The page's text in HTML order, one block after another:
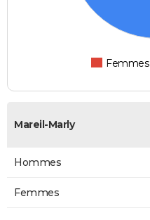
Femmes
Mareil-Marly
Hommes
Femmes